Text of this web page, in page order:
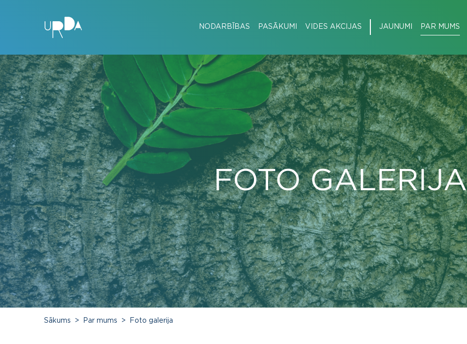
NODARBĪBAS PASĀKUMI VIDES AKCIJAS JAUNUMI PAR MUMS
FOTO GALERIJA
Sākums Par mums Foto galerija